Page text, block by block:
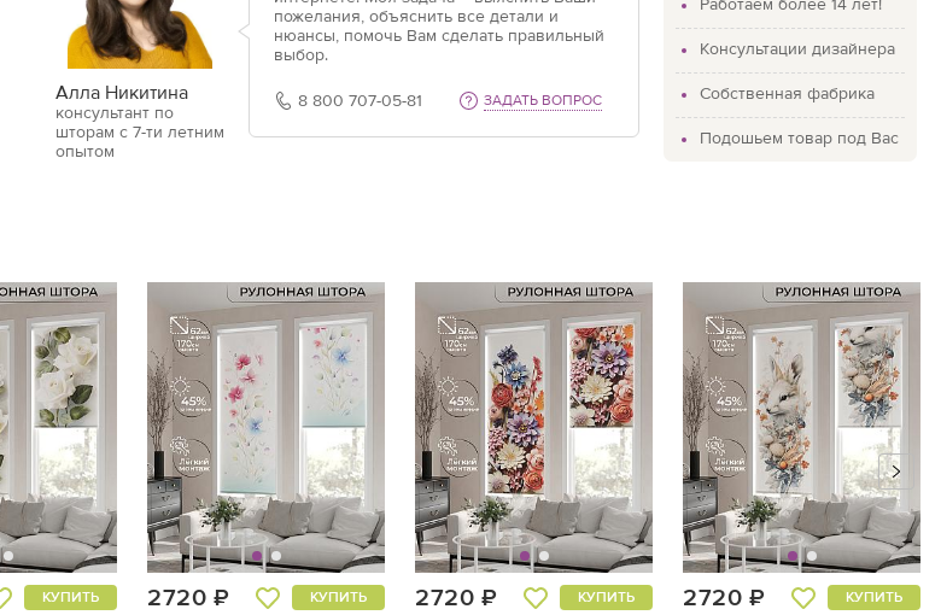
Алла Никитина
консультант по
шторам с 7-ти летним
опытом
пожелания, объяснить все детали и
нюансы, помочь Вам сделать правильный
выбор.
8 800 707-05-81 ЗАДАТЬ ВОПРОС
Работаем более 14 лет!
Консультации дизайнера
Собственная фабрика
Подошьем товар под Вас
КУПИТЬ 2720 ₽ КУПИТЬ 2720 ₽ КУПИТЬ 2720 ₽ КУПИТЬ